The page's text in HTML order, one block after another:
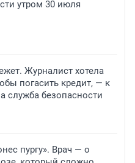
утром 30 июля
Журналист хотела
погасить кредит, — к
служба безопасности
пургу». Врач — о